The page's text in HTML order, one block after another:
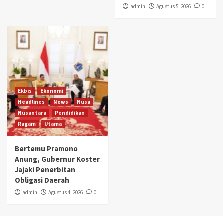
admin Agustus 5, 2026 0
Ekbis
Ekonomi
Headlines
News
Nusa
Nusantara
Pendidikan
Ragam
Utama
Bertemu Pramono
Anung, Gubernur Koster
Jajaki Penerbitan
Obligasi Daerah
admin Agustus 4, 2026 0